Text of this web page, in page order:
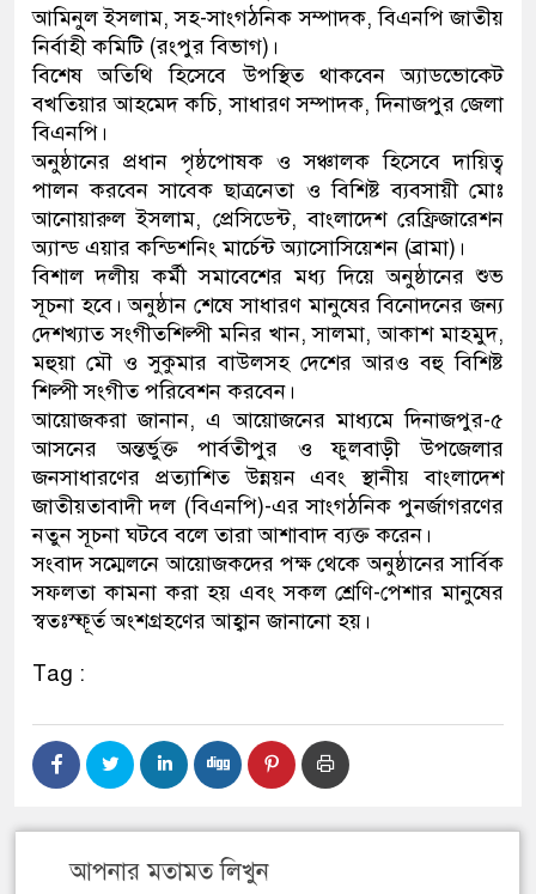
আমিনুল ইসলাম, সহ-সাংগঠনিক সম্পাদক, বিএনপি জাতীয়
নির্বাহী কমিটি (রংপুর বিভাগ)।
বিশেষ অতিথি হিসেবে উপস্থিত থাকবেন অ্যাডভোকেট
বখতিয়ার আহমেদ কচি, সাধারণ সম্পাদক, দিনাজপুর জেলা
বিএনপি।
অনুষ্ঠানের প্রধান পৃষ্ঠপোষক ও সঞ্চালক হিসেবে দায়িত্ব
পালন করবেন সাবেক ছাত্রনেতা ও বিশিষ্ট ব্যবসায়ী মোঃ
আনোয়ারুল ইসলাম, প্রেসিডেন্ট, বাংলাদেশ রেফ্রিজারেশন
অ্যান্ড এয়ার কন্ডিশনিং মার্চেন্ট অ্যাসোসিয়েশন (ব্রামা)।
বিশাল দলীয় কর্মী সমাবেশের মধ্য দিয়ে অনুষ্ঠানের শুভ
সূচনা হবে। অনুষ্ঠান শেষে সাধারণ মানুষের বিনোদনের জন্য
দেশখ্যাত সংগীতশিল্পী মনির খান, সালমা, আকাশ মাহমুদ,
মহুয়া মৌ ও সুকুমার বাউলসহ দেশের আরও বহু বিশিষ্ট
শিল্পী সংগীত পরিবেশন করবেন।
আয়োজকরা জানান, এ আয়োজনের মাধ্যমে দিনাজপুর-৫
আসনের অন্তর্ভুক্ত পার্বতীপুর ও ফুলবাড়ী উপজেলার
জনসাধারণের প্রত্যাশিত উন্নয়ন এবং স্থানীয় বাংলাদেশ
জাতীয়তাবাদী দল (বিএনপি)-এর সাংগঠনিক পুনর্জাগরণের
নতুন সূচনা ঘটবে বলে তারা আশাবাদ ব্যক্ত করেন।
সংবাদ সম্মেলনে আয়োজকদের পক্ষ থেকে অনুষ্ঠানের সার্বিক
সফলতা কামনা করা হয় এবং সকল শ্রেণি-পেশার মানুষের
স্বতঃস্ফূর্ত অংশগ্রহণের আহ্বান জানানো হয়।
Tag :
আপনার মতামত লিখুন